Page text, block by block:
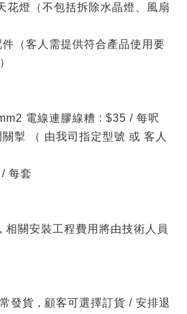
花燈（不包括拆除水晶燈、風扇
（客人需提供符合產品使用要
電線連膠線糟 : $35 / 每呎
掣 （ 由我司指定型號 或 客人
每套
相關安裝工程費用將由技術人員
發貨 , 顧客可選擇訂貨 / 安排退